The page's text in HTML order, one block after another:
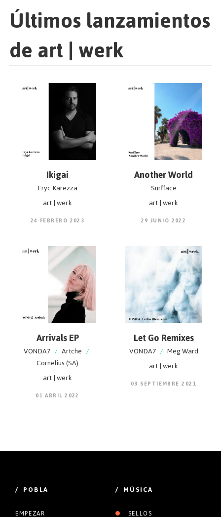
Últimos lanzamientos
de art | werk
Ikigai
Eryc Karezza
art | werk
24 FEBRERO 2023
Another World
Surfface
art | werk
29 JUNIO 2022
Arrivals EP
VONDA7 / Artche /
Cornelius (SA)
art | werk
01 ABRIL 2022
Let Go Remixes
VONDA7 / Meg Ward
art | werk
03 SEPTIEMBRE 2021
/ POBLA
EMPEZAR
/ MÚSICA
SELLOS